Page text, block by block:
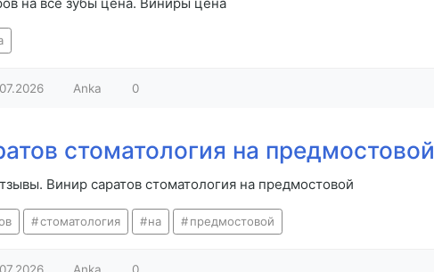
на все зубы цена. Виниры цена
Anka 0
стоматология на предмостовой
Винир саратов стоматология на предмостовой
стоматология на предмостовой